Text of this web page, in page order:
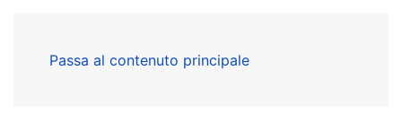
Passa al contenuto principale